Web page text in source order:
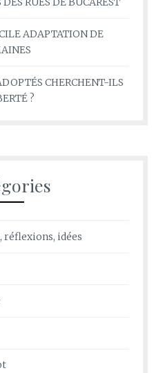
ADAPTATION DE
CHERCHENT-ILS
?
idées